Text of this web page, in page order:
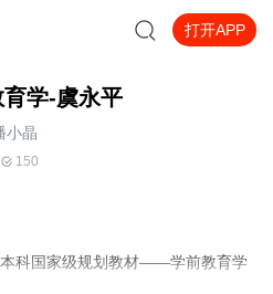
打开APP
学-虞永平
小晶
150
科国家级规划教材——学前教育学